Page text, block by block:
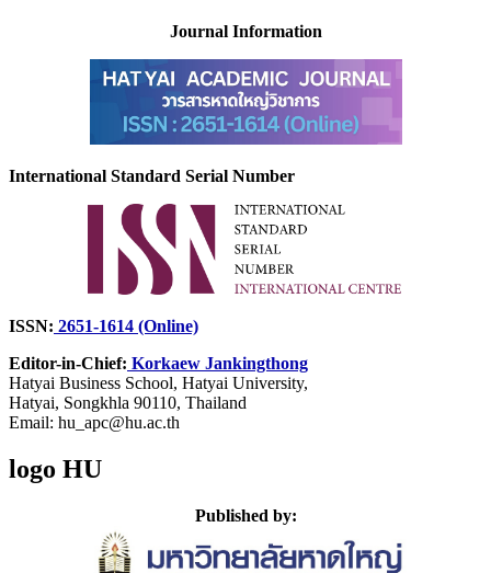
Journal Information
International Standard Serial Number
ISSN: 2651-1614 (Online)
Editor-in-Chief: Korkaew Jankingthong
Hatyai Business School, Hatyai University,
Hatyai, Songkhla 90110, Thailand
Email: hu_apc@hu.ac.th
logo HU
Published by: